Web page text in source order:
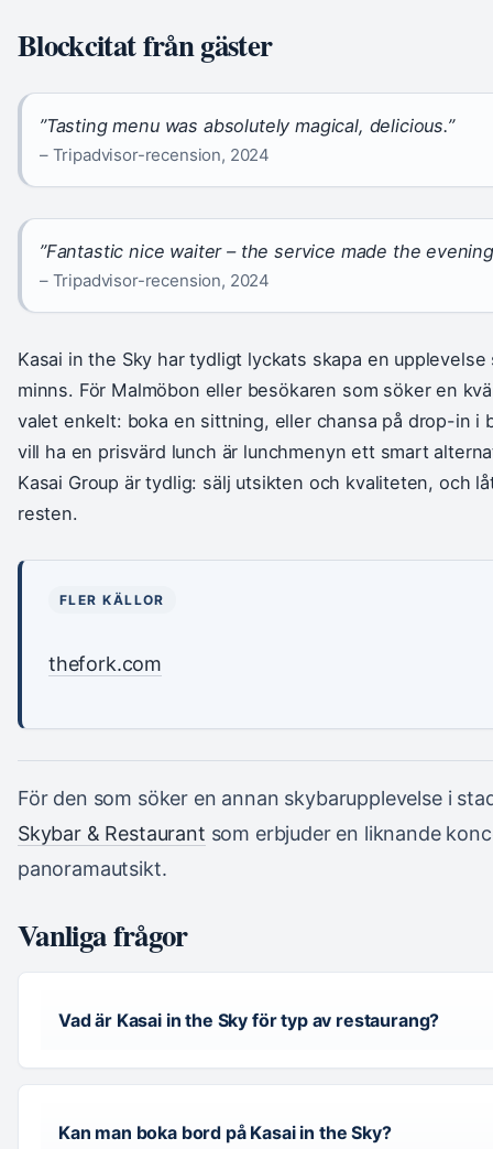
Blockcitat från gäster
”Tasting menu was absolutely magical, delicious.”
– Tripadvisor-recension, 2024
”Fantastic nice waiter – the service made the
– Tripadvisor-recension, 2024
Kasai in the Sky har tydligt lyckats skapa en upplevelse
minns. För Malmöbon eller besökaren som söker en
valet enkelt: boka en sittning, eller chansa på drop-in i
vill ha en prisvärd lunch är lunchmenyn ett smart
Kasai Group är tydlig: sälj utsikten och kvaliteten, och
resten.
FLER KÄLLOR
thefork.com
För den som söker en annan skybarupplevelse i
Skybar & Restaurant som erbjuder en liknande
panoramautsikt.
Vanliga frågor
Vad är Kasai in the Sky för typ av restaurang?
Kan man boka bord på Kasai in the Sky?